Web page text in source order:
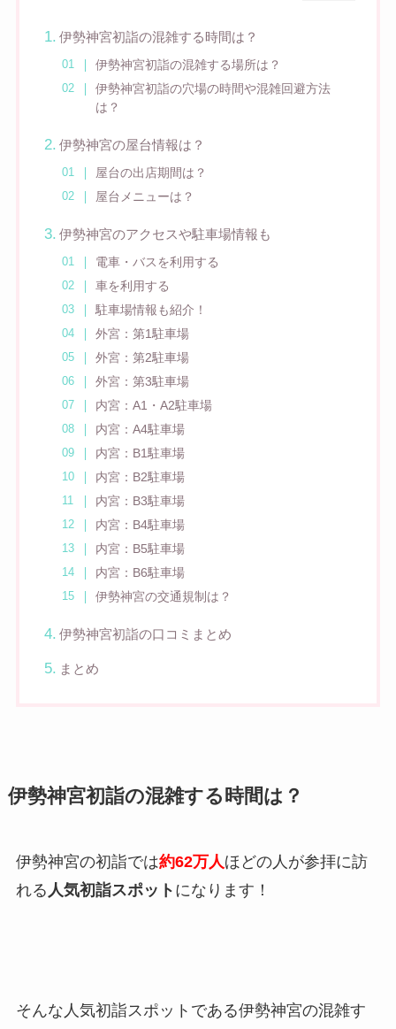
伊勢神宮初詣の混雑する時間は？
伊勢神宮初詣の混雑する場所は？
伊勢神宮初詣の穴場の時間や混雑回避方法
は？
伊勢神宮の屋台情報は？
屋台の出店期間は？
屋台メニューは？
伊勢神宮のアクセスや駐車場情報も
電車・バスを利用する
車を利用する
駐車場情報も紹介！
外宮：第1駐車場
外宮：第2駐車場
外宮：第3駐車場
内宮：A1・A2駐車場
内宮：A4駐車場
内宮：B1駐車場
内宮：B2駐車場
内宮：B3駐車場
内宮：B4駐車場
内宮：B5駐車場
内宮：B6駐車場
伊勢神宮の交通規制は？
伊勢神宮初詣の口コミまとめ
まとめ
伊勢神宮初詣の混雑する時間は？
伊勢神宮の初詣では約62万人ほどの人が参拝に訪
れる 人気初詣スポット になります！
そんな人気初詣スポットである伊勢神宮の混雑す